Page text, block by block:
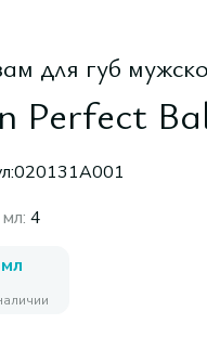
для губ
Perfect
020131A001
: 4